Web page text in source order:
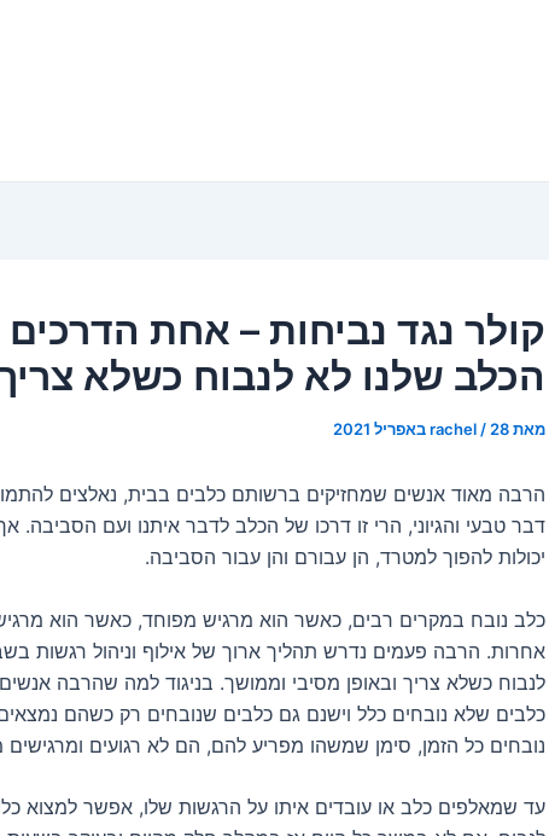
קולר נגד נביחות – אחת
הכלב שלנו לא לנבוח כשלא
מאת rachel / 28 באפריל 2021
הרבה מאוד אנשים שמחזיקים ברשותם כלבים בבית, נאלצים
דבר טבעי והגיוני, הרי זו דרכו של הכלב לדבר איתנו ועם הסביבה.
יכולות להפוך למטרד, הן עבורם והן עבור הסביבה.
כלב נובח במקרים רבים, כאשר הוא מרגיש מפוחד, כאשר הוא
אחרות. הרבה פעמים נדרש תהליך ארוך של אילוף וניהול רגשות
לנבוח כשלא צריך ובאופן מסיבי וממושך. בניגוד למה שהרבה
כלבים שלא נובחים כלל וישנם גם כלבים שנובחים רק כשהם
נובחים כל הזמן, סימן שמשהו מפריע להם, הם לא רגועים ומרגישים
עד שמאלפים כלב או עובדים איתו על הרגשות שלו, אפשר למצוא